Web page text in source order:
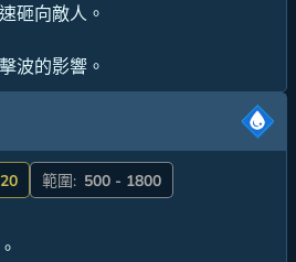
砸向敵人。
波的影響。
20 範圍: 500 - 1800